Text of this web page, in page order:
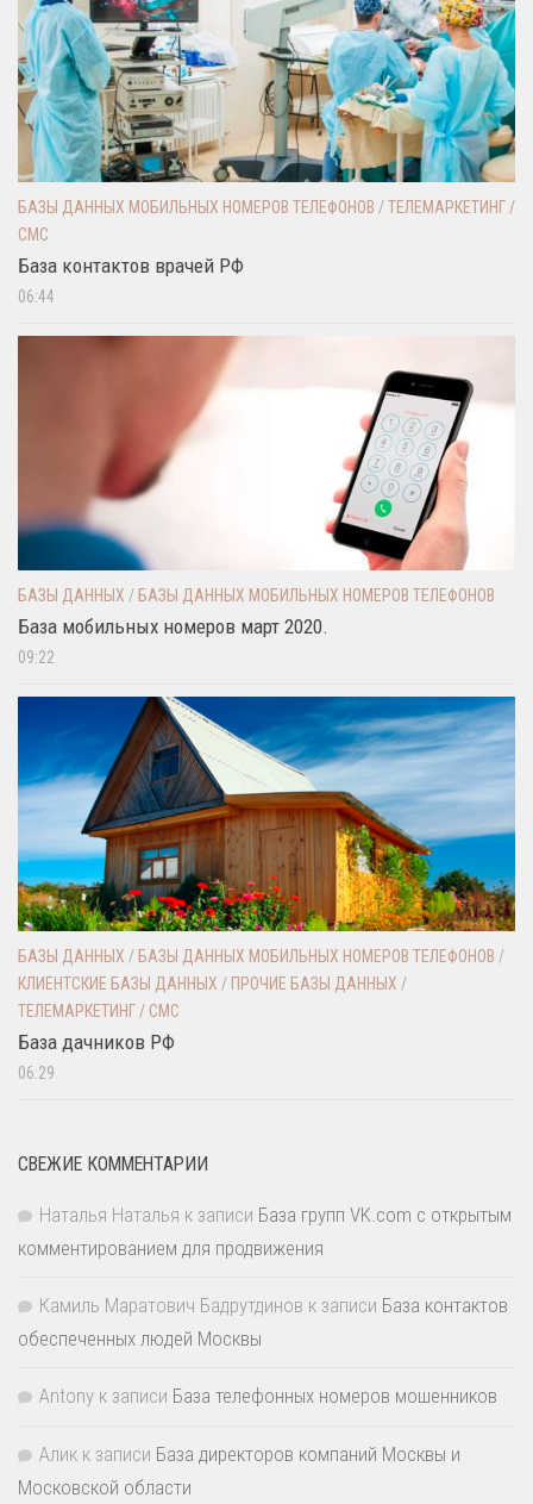
БАЗЫ ДАННЫХ МОБИЛЬНЫХ НОМЕРОВ ТЕЛЕФОНОВ /ТЕЛЕМАРКЕТИНГ /
СМС
База контактов врачей РФ
06:44
БАЗЫ ДАННЫХ / БАЗЫ ДАННЫХ МОБИЛЬНЫХ НОМЕРОВ ТЕЛЕФОНОВ
База мобильных номеров март 2020.
09:22
БАЗЫ ДАННЫХ / БАЗЫ ДАННЫХ МОБИЛЬНЫХ НОМЕРОВ ТЕЛЕФОНОВ /
КЛИЕНТСКИЕ БАЗЫ ДАННЫХ / ПРОЧИЕ БАЗЫ ДАННЫХ /
ТЕЛЕМАРКЕТИНГ / СМС
База дачников РФ
06:29
СВЕЖИЕ КОММЕНТАРИИ
Наталья Наталья к записи База групп VK.com с открытым
комментированием для продвижения
Камиль Маратович Бадрутдинов к записи База контактов
обеспеченных людей Москвы
Antony к записи База телефонных номеров мошенников
Алик к записи База директоров компаний Москвы и
Московской области